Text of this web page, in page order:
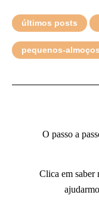
últimos posts
pequenos-almoços
O passo a
Clica em saber